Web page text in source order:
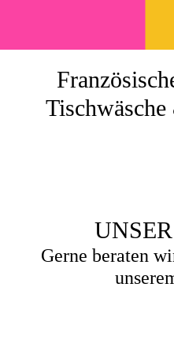
Gerne beraten